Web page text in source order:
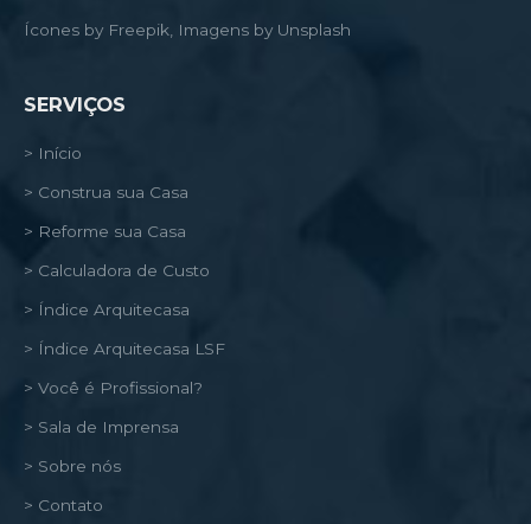
Ícones by Freepik, Imagens by Unsplash
SERVIÇOS
> Início
> Construa sua Casa
> Reforme sua Casa
> Calculadora de Custo
> Índice Arquitecasa
> Índice Arquitecasa LSF
> Você é Profissional?
> Sala de Imprensa
> Sobre nós
> Contato